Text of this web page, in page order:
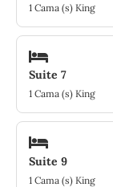
1 Cama (s) King
Suite 7
1 Cama (s) King
Suite 9
1 Cama (s) King